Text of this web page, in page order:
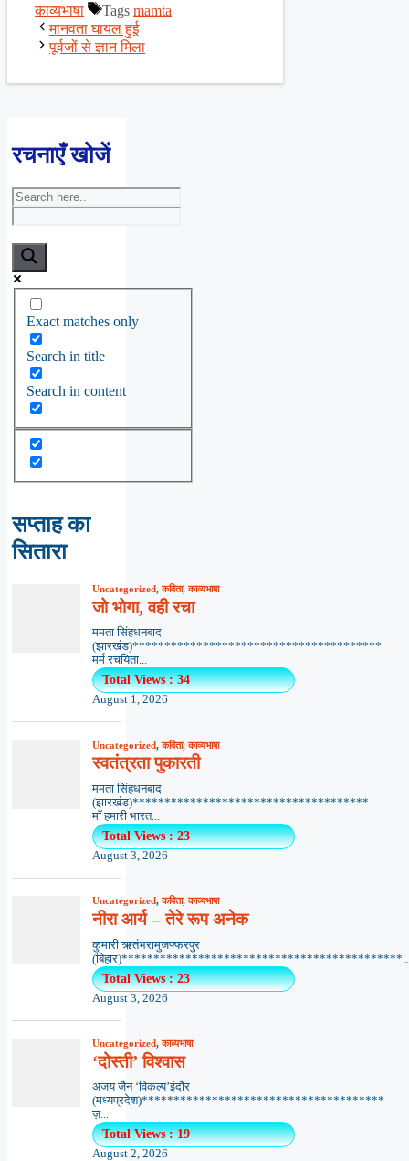
काव्यभाषा
Tags mamta
मानवता घायल हुई
पूर्वजों से ज्ञान मिला
रचनाएँ खोजें
Exact matches only
Search in title
Search in content
सप्ताह का
सितारा
Uncategorized,कविता,काव्यभाषा
जो भोगा, वही रचा
ममता सिंहधनबाद
(झारखंड)***************************************
मर्म रचयिता...
Total Views : 34
August 1, 2026
Uncategorized,कविता,काव्यभाषा
स्वतंत्रता पुकारती
ममता सिंहधनबाद
(झारखंड)*************************************
माँ हमारी भारत...
Total Views : 23
August 3, 2026
Uncategorized,कविता,काव्यभाषा
नीरा आर्य – तेरे रूप अनेक
कुमारी ऋतंभरामुजफ्फरपुर
Total Views : 23
August 3, 2026
Uncategorized,काव्यभाषा
‘दोस्ती’ विश्वास
अजय जैन ‘विकल्प’इंदौर
(मध्यप्रदेश)**************************************
ज़...
Total Views : 19
August 2, 2026